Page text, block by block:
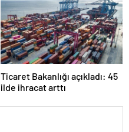
Ticaret Bakanlığı açıkladı: 45
ilde ihracat arttı